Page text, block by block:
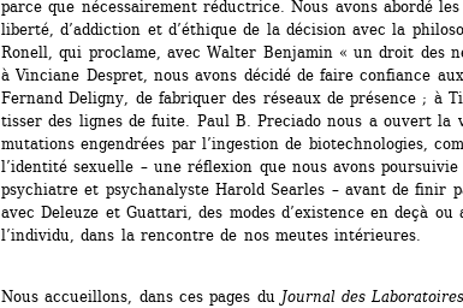
parce que nécessairement réductrice. Nous avons abordé
liberté, d’addiction et d’éthique de la décision avec la
Ronell, qui proclame, avec Walter Benjamin « un droit des
à Vinciane Despret, nous avons décidé de faire confiance
Fernand Deligny, de fabriquer des réseaux de présence ; à
tisser des lignes de fuite. Paul B. Preciado nous a ouvert la
mutations engendrées par l’ingestion de biotechnologies,
l’identité sexuelle – une réflexion que nous avons
psychiatre et psychanalyste Harold Searles – avant de finir
avec Deleuze et Guattari, des modes d’existence en deçà ou
l’individu, dans la rencontre de nos meutes intérieures.
Nous accueillons, dans ces pages duJournal des